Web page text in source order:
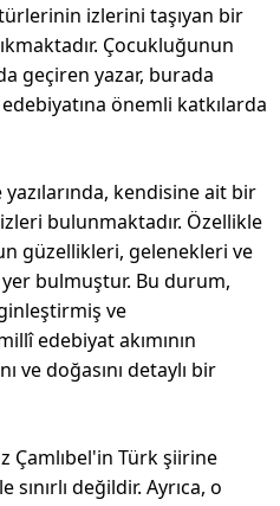
izlerini taşıyan bir
Çocukluğunun
geçiren yazar, burada
önemli katkılarda
kendisine ait bir
bulunmaktadır. Özellikle
güzellikleri, gelenekleri ve
yer bulmuştur. Bu durum,
ve
edebiyat akımının
ve doğasını detaylı bir
Çamlıbel'in Türk şiirine
sınırlı değildir. Ayrıca, o